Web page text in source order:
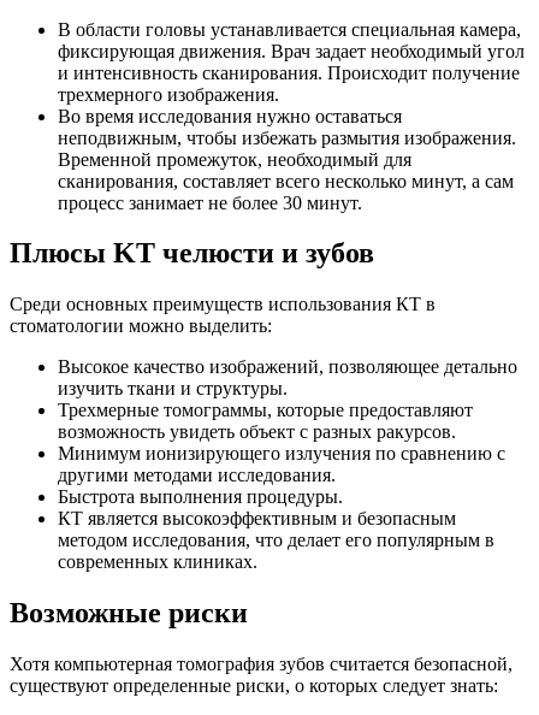
В области головы устанавливается специальная камера,
фиксирующая движения. Врач задает необходимый угол
и интенсивность сканирования. Происходит получение
трехмерного изображения.
Во время исследования нужно оставаться
неподвижным, чтобы избежать размытия изображения.
Временной промежуток, необходимый для
сканирования, составляет всего несколько минут, а сам
процесс занимает не более 30 минут.
Плюсы KТ челюсти и зубов
Среди основных преимуществ использования КТ в
стоматологии можно выделить:
Высокое качество изображений, позволяющее детально
изучить ткани и структуры.
Трехмерные томограммы, которые предоставляют
возможность увидеть объект с разных ракурсов.
Минимум ионизирующего излучения по сравнению с
другими методами исследования.
Быстрота выполнения процедуры.
КТ является высокоэффективным и безопасным
методом исследования, что делает его популярным в
современных клиниках.
Возможные риски
Хотя компьютерная томография зубов считается безопасной,
существуют определенные риски, о которых следует знать: